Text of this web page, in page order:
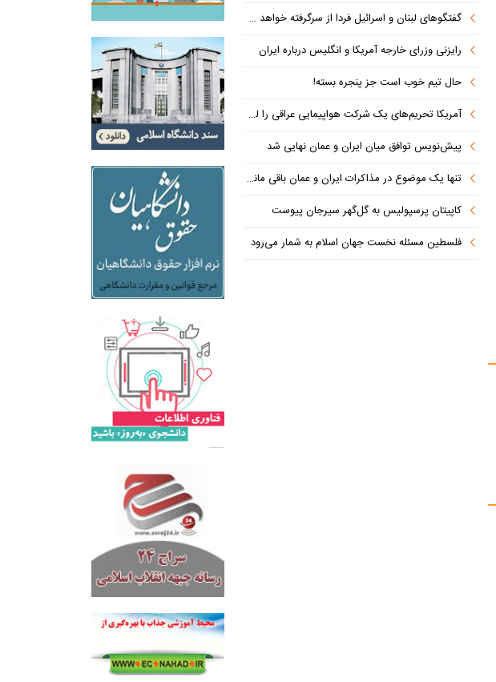
گفتگوهای لبنان و اسرائیل فردا از سرگرفته خواهد شد!
رایزنی وزرای خارجه آمریکا و انگلیس درباره ایران
حال تیم خوب است جز پنجره بسته!
آمریکا تحریم‌های یک شرکت هواپیمایی عراقی را لغو کرد
پیش‌نویس توافق میان ایران و عمان نهایی شد
تنها یک موضوع در مذاکرات ایران و عمان باقی مانده است
کاپیتان پرسپولیس به گل‌گهر سیرجان پیوست
فلسطین مسئله نخست جهان اسلام به شمار می‌رود